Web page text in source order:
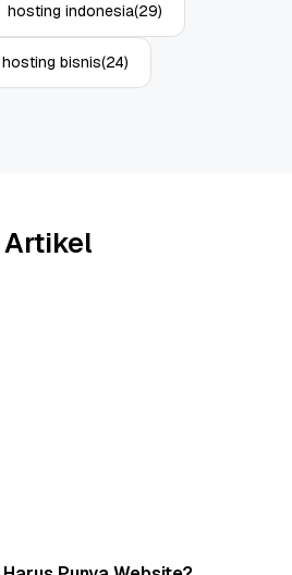
hosting indonesia(29)
hosting bisnis(24)
Artikel